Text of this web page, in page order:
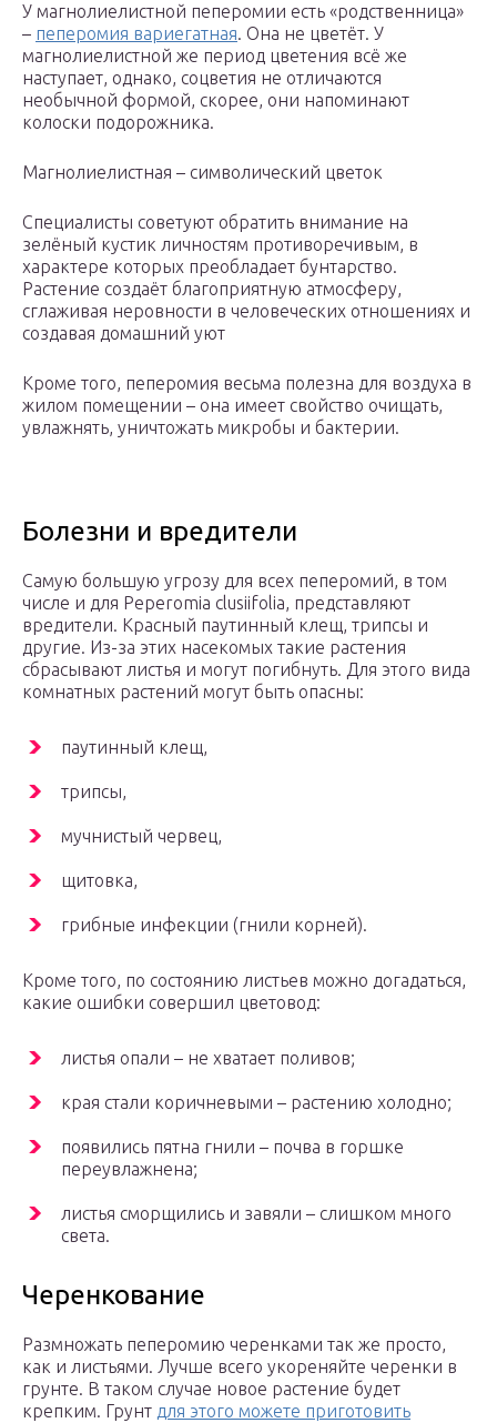
У магнолиелистной пеперомии есть «родственница»
– пеперомия вариегатная. Она не цветёт. У
магнолиелистной же период цветения всё же
наступает, однако, соцветия не отличаются
необычной формой, скорее, они напоминают
колоски подорожника.
Магнолиелистная – символический цветок
Специалисты советуют обратить внимание на
зелёный кустик личностям противоречивым, в
характере которых преобладает бунтарство.
Растение создаёт благоприятную атмосферу,
сглаживая неровности в человеческих отношениях и
создавая домашний уют
Кроме того, пеперомия весьма полезна для воздуха в
жилом помещении – она имеет свойство очищать,
увлажнять, уничтожать микробы и бактерии.
Болезни и вредители
Самую большую угрозу для всех пеперомий, в том
числе и для Peperomia clusiifolia, представляют
вредители. Красный паутинный клещ, трипсы и
другие. Из-за этих насекомых такие растения
сбрасывают листья и могут погибнуть. Для этого вида
комнатных растений могут быть опасны:
паутинный клещ,
трипсы,
мучнистый червец,
щитовка,
грибные инфекции (гнили корней).
Кроме того, по состоянию листьев можно догадаться,
какие ошибки совершил цветовод:
листья опали – не хватает поливов;
края стали коричневыми – растению холодно;
появились пятна гнили – почва в горшке
переувлажнена;
листья сморщились и завяли – слишком много
света.
Черенкование
Размножать пеперомию черенками так же просто,
как и листьями. Лучше всего укореняйте черенки в
грунте. В таком случае новое растение будет
крепким. Грунт для этого можете приготовить